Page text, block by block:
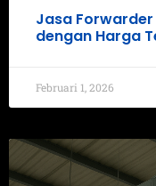
Jasa
dengan Harga
Februari 1, 2026